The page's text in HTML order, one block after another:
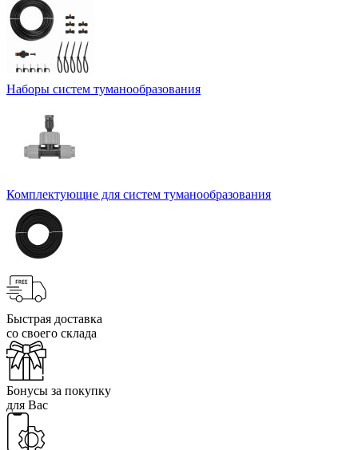
Наборы систем туманообразования
Комплектующие для систем туманообразования
Быстрая доставка
со своего склада
Бонусы за покупку
для Вас